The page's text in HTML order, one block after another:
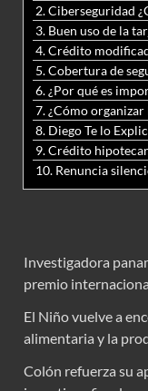
2. Ciberseguridad
3. Buen uso de la
4. Crédito
5. Cobertura de
6. ¿Por qué es
7. ¿Cómo organizar
10. Renuncia
Investigadora
premio
El Niño vuelve a
alimentaria y la
Colón refuerza su